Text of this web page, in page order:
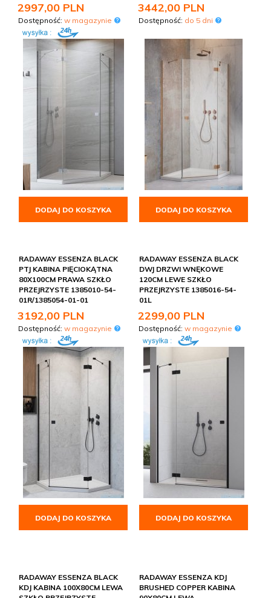
2997,00 PLN
Dostępność: w magazynie
DODAJ DO KOSZYKA
3442,00 PLN
Dostępność: do 5 dni
DODAJ DO KOSZYKA
RADAWAY ESSENZA BLACK
PTJ KABINA PIĘCIOKĄTNA
80X100CM PRAWA SZKŁO
PRZEJRZYSTE 1385010-54-
01R/1385054-01-01
3192,00 PLN
Dostępność: w magazynie
DODAJ DO KOSZYKA
RADAWAY ESSENZA BLACK
DWJ DRZWI WNĘKOWE
120CM LEWE SZKŁO
PRZEJRZYSTE 1385016-54-
01L
2299,00 PLN
Dostępność: w magazynie
DODAJ DO KOSZYKA
RADAWAY ESSENZA BLACK
KDJ KABINA 100X80CM LEWA
RADAWAY ESSENZA KDJ
BRUSHED COPPER KABINA